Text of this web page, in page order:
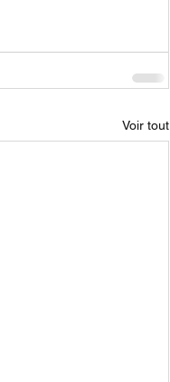
Voir tout